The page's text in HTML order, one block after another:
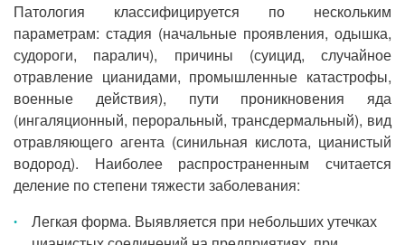
Патология классифицируется по нескольким
параметрам: стадия (начальные проявления, одышка,
судороги, паралич), причины (суицид, случайное
отравление цианидами, промышленные катастрофы,
военные действия), пути проникновения яда
(ингаляционный, пероральный, трансдермальный), вид
отравляющего агента (синильная кислота, цианистый
водород). Наиболее распространенным считается
деление по степени тяжести заболевания:
Легкая форма. Выявляется при небольших утечках